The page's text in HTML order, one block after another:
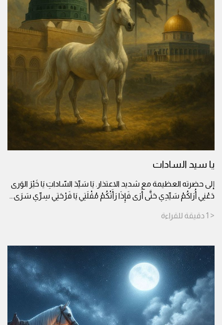
يا سيد السادات
إلى حضرته العظيمة مع شديد الاعتذار. يَا سَيِّدَ السّاداتِ يَا خَيْرَ الوَرى
دَعْنِي أُرَاكُمْ سَيِّدِي حَتَّى أَرَى فَإِذَا رَأَتْكُمْ مُقْلَتِي يَا فَرْحَتِي سِرِّي سَرَى...
< 1 دقيقة للقراءة